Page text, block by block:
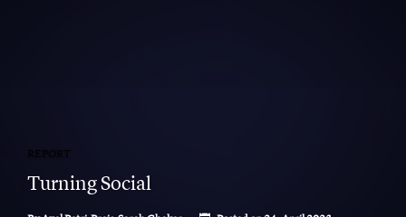
REPORT
Turning Social